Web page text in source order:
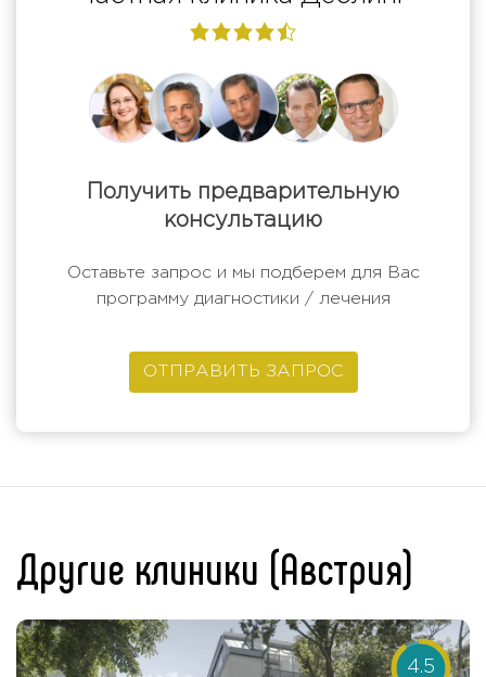
4,7
Получить предварительную
консультацию
Оставьте запрос и мы подберем для Вас
программу диагностики / лечения
ОТПРАВИТЬ ЗАПРОС
Другие клиники (Австрия)
4.5